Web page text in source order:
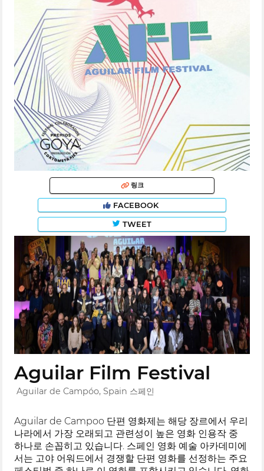
링크
FACEBOOK
TWEET
Aguilar Film Festival
Aguilar de Campóo, Spain 스페인
Aguilar de Campoo 단편 영화제는 해당 장르에서 우리
나라에서 가장 오래되고 관련성이 높은 영화 인용작 중
하나로 손꼽히고 있습니다. 스페인 영화 예술 아카데미에
서는 고야 어워드에서 경쟁할 단편 영화를 선정하는 주요